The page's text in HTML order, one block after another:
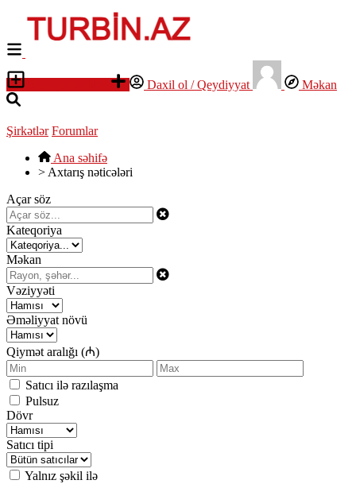
Daxil ol / Qeydiyyat Məkan
Şirkətlər Forumlar
Ana səhifə
> Axtarış nəticələri
Açar söz
Kateqoriya
Məkan
Vəziyyəti
Əməliyyat növü
Qiymət aralığı (₼)
Satıcı ilə razılaşma
Pulsuz
Dövr
Satıcı tipi
Yalnız şəkil ilə